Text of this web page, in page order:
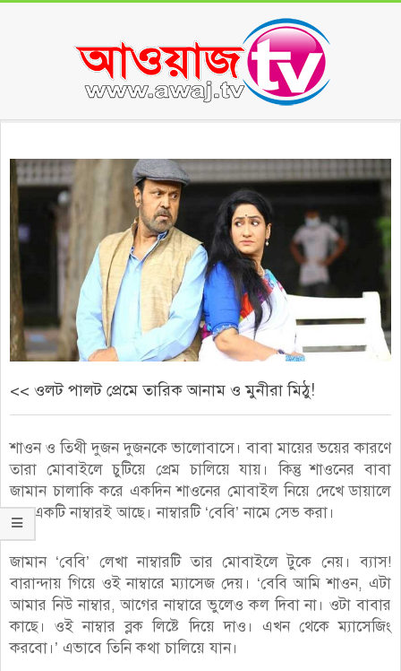
Menu
<< ওলট পালট প্রেমে তারিক আনাম ও মুনীরা মিঠু!
শাওন ও তিথী দুজন দুজনকে ভালােবাসে। বাবা মায়ের ভয়ের কারণে
তারা মােবাইলে চুটিয়ে প্রেম চালিয়ে যায়। কিন্তু শাওনের বাবা
জামান চালাকি করে একদিন শাওনের মােবাইল নিয়ে দেখে ডায়ালে
শুধু একটি নাম্বারই আছে। নাম্বারটি ‘বেবি’ নামে সেভ করা।
জামান ‘বেবি’ লেখা নাম্বারটি তার মোবাইলে টুকে নেয়। ব্যাস!
বারান্দায় গিয়ে ওই নাম্বারে ম্যাসেজ দেয়। ‘বেবি আমি শাওন, এটা
আমার নিউ নাম্বার, আগের নাম্বারে ভুলেও কল দিবা না। ওটা বাবার
কাছে। ওই নাম্বার ব্লক লিষ্টে দিয়ে দাও। এখন থেকে ম্যাসেজিং
করবাে।’ এভাবে তিনি কথা চালিয়ে যান।